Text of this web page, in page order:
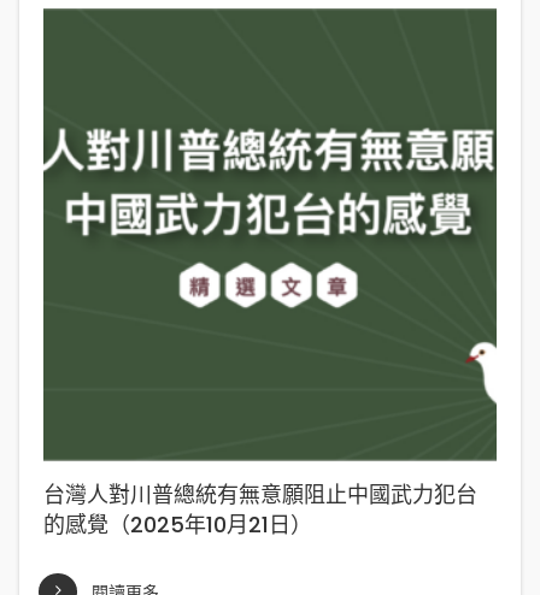
台灣人對川普總統有無意願阻止中國武力犯台
的感覺（2025年10月21日）